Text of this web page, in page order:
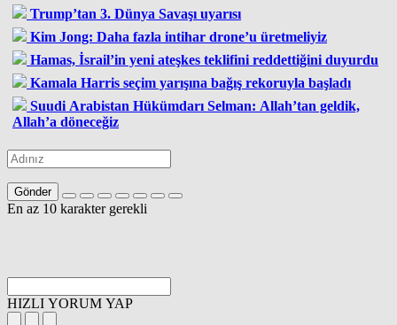
Trump’tan 3. Dünya Savaşı uyarısı
Kim Jong: Daha fazla intihar drone’u üretmeliyiz
Hamas, İsrail’in yeni ateşkes teklifini reddettiğini duyurdu
Kamala Harris seçim yarışına bağış rekoruyla başladı
Suudi Arabistan Hükümdarı Selman: Allah’tan geldik,
Allah’a döneceğiz
Gönder
En az 10 karakter gerekli
HIZLI YORUM YAP